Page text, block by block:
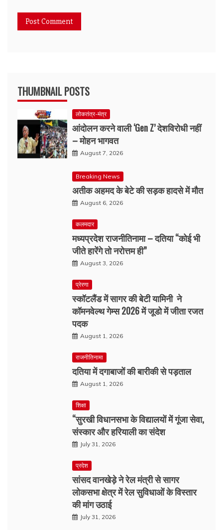
THUMBNAIL POSTS
लोकतंत्र-मंत्र
आंदोलन करने वाली ‘Gen Z’ देशविरोधी नहीं
– मोहन भागवत
August 7, 2026
Breaking News
अतीक अहमद के बेटे की सड़क हादसे में मौत
August 6, 2026
कलमदार
मध्यप्रदेश राजनीतिनामा – दतिया “कोई भी
जीते हारेंगे तो नरोत्तम ही”
August 3, 2026
प्रेरणा
स्कॉटलैंड में सागर की बेटी यामिनी ने
कॉमनवेल्थ गेम्स 2026 में जूडो में जीता रजत
पदक
August 1, 2026
राजनीतिनामा
दतिया में दगाबाजों की बारीकी से पड़ताल
August 1, 2026
शिक्षा
“सुरखी विधानसभा के विद्यालयों में गूंजा सेवा,
संस्कार और हरियाली का संदेश
July 31, 2026
प्रदेश
सांसद वानखेड़े ने रेल मंत्री से सागर
लोकसभा क्षेत्र में रेल सुविधाओं के विस्तार
की मांग उठाई
July 31, 2026